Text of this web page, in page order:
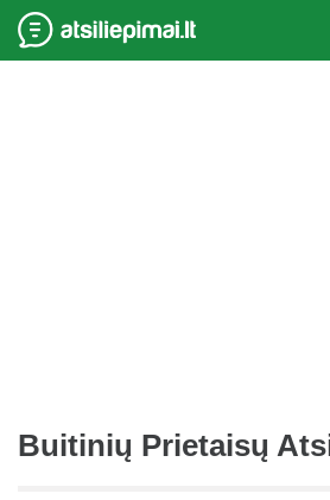
Buitinių Prietaisų